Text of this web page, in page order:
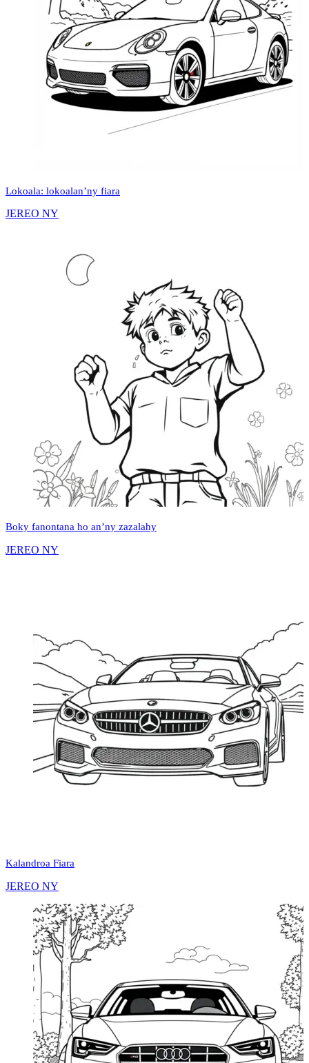
Lokoala: lokoalan’ny fiara
JEREO NY
Boky fanontana ho an’ny zazalahy
JEREO NY
Kalandroa Fiara
JEREO NY